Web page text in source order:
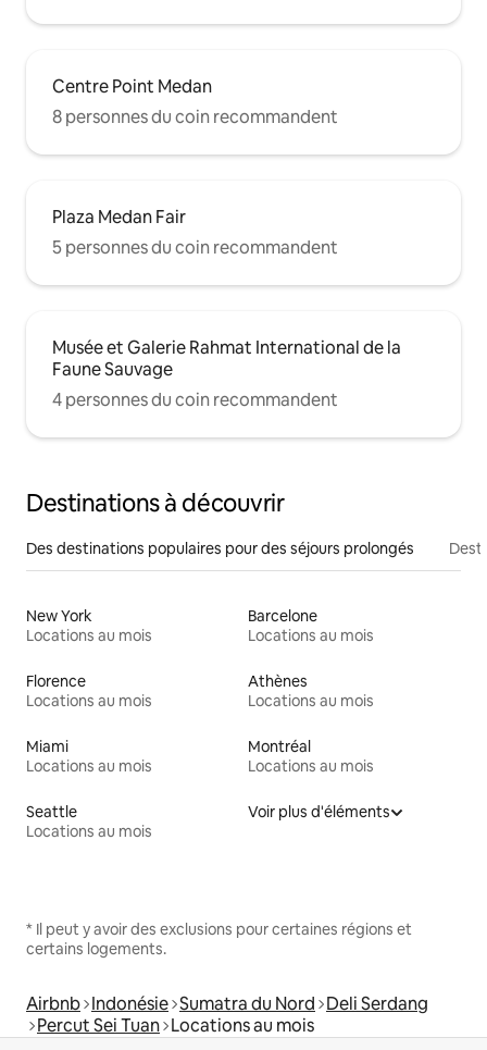
Centre Point Medan
8 personnes du coin recommandent
Plaza Medan Fair
5 personnes du coin recommandent
Musée et Galerie Rahmat International de la
Faune Sauvage
4 personnes du coin recommandent
Destinations à découvrir
Des destinations populaires pour des séjours prolongés
New York
Locations au mois
Barcelone
Locations au mois
Florence
Locations au mois
Athènes
Locations au mois
Miami
Locations au mois
Montréal
Locations au mois
Seattle
Locations au mois
Voir plus d'éléments
* Il peut y avoir des exclusions pour certaines régions et
certains logements.
Airbnb Indonésie Sumatra du Nord Deli Serdang
Percut Sei Tuan Locations au mois